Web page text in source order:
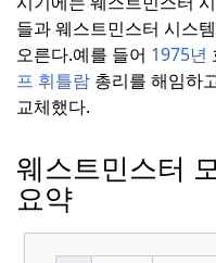
들과 웨스트민스터 시스
오른다.예를 들어 1975년
프 휘틀람 총리를 해임하
교체했다.
웨스트민스터
요약